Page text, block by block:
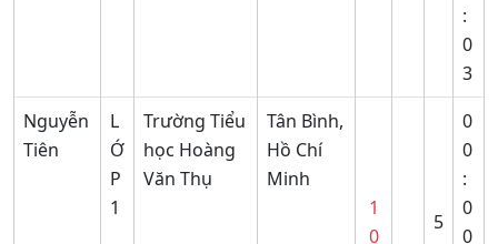
:
0
3
Nguyễn
Tiên
L
Ớ
P
1
Trường Tiểu
học Hoàng
Văn Thụ
Tân Bình,
Hồ Chí
Minh
1
0
5
0
0
:
0
0